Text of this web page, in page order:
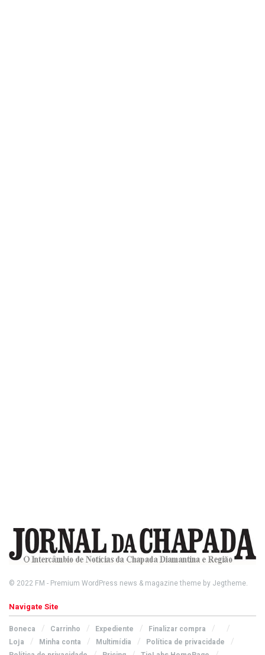
© 2022 FM - Premium WordPress news & magazine theme by Jegtheme.
Navigate Site
Boneca Carrinho Expediente
Finalizar compra
Loja
Minha conta Multimídia
Política de privacidade